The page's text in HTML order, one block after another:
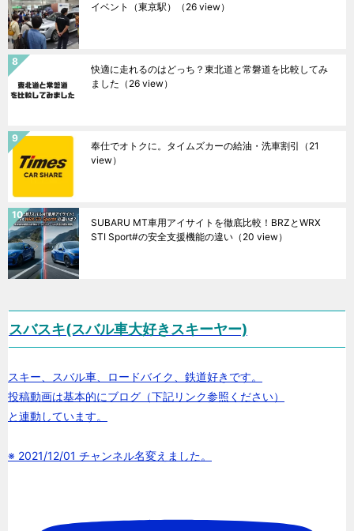
イベント（東京駅）
（26 view）
快適に走れるのはどっち？東北道と常磐道を比較してみ
ました （26 view）
奉仕でオトクに。タイムズカーの給油・洗車割引 （21
view）
SUBARU MT車用アイサイトを徹底比較！BRZとWRX
STI Sport#の安全支援機能の違い （20 view）
スバスキ(スバル車大好きスキーヤー)
スキー、スバル車、ロードバイク、鉄道好きです。
投稿動画は基本的にブログ（下記リンク参照ください）
と連動しています。
※ 2021/12/01 チャンネル名変えました。